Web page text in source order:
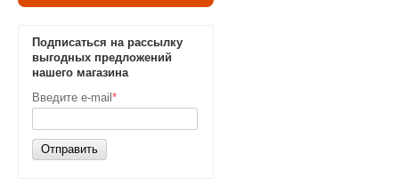
Подписаться на рассылку
выгодных предложений
нашего магазина
Введите e-mail *
Отправить